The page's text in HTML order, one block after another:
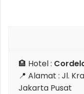
🏨 Hotel :
📍 Alamat : Jl.
Jakarta Pusat